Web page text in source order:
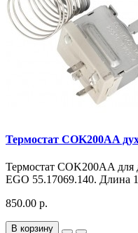
Термостат COK200AA
Термостат COK200AA для
EGO 55.17069.140. Длина
850.00 р.
В корзину